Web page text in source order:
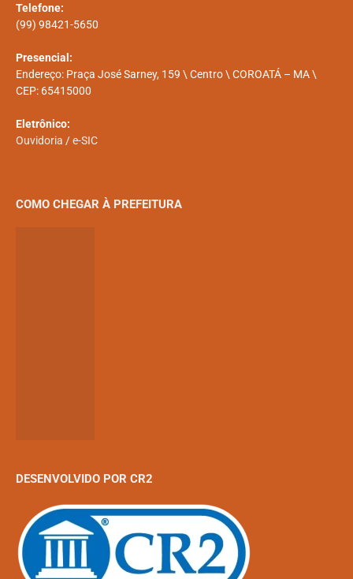
Telefone:
(99) 98421-5650
Presencial:
Endereço: Praça José Sarney, 159 \ Centro \ COROATÁ – MA \
CEP: 65415000
Eletrônico:
Ouvidoria /e-SIC
COMO CHEGAR À PREFEITURA
DESENVOLVIDO POR CR2